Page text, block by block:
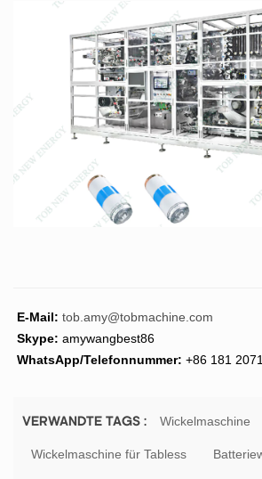
E-Mail: tob.amy@tobmachine.com
Skype: amywangbest86
WhatsApp/Telefonnummer: +86 181
VERWANDTE TAGS : Wickelmaschine
Wickelmaschine für Tabless